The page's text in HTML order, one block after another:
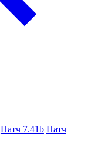
Патч 7.41b Патч